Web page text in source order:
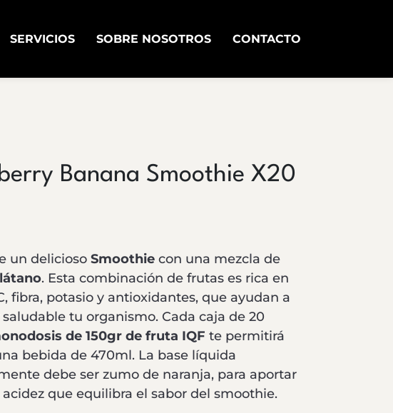
SERVICIOS SOBRE NOSOTROS CONTACTO
Banana Smoothie X20
un delicioso Smoothie con una mezcla de
. Esta combinación de frutas es rica en
fibra, potasio y antioxidantes, que ayudan a
tu organismo. Cada caja de 20
de 150gr de fruta IQF te permitirá
bebida de 470ml. La base líquida
debe ser zumo de naranja, para aportar
que equilibra el sabor del smoothie.